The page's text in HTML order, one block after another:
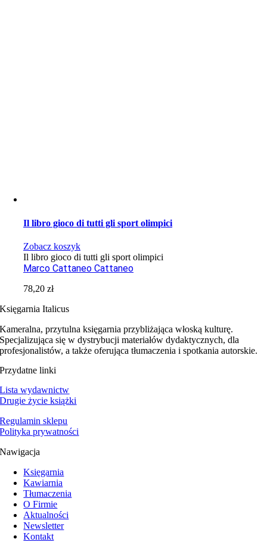
Il libro gioco di tutti gli sport olimpici
Zobacz koszyk
Il libro gioco di tutti gli sport olimpici
Marco Cattaneo Cattaneo
78,20zł
Księgarnia Italicus
Kameralna, przytulna księgarnia przybliżająca włoską kulturę.
Specjalizująca się w dystrybucji materiałów dydaktycznych, dla
profesjonalistów, a także oferująca tłumaczenia i spotkania autorskie.
Przydatne linki
Lista wydawnictw
Drugie życie książki
Regulamin sklepu
Polityka prywatności
Nawigacja
Księgarnia
Kawiarnia
Tłumaczenia
O Firmie
Aktualności
Newsletter
Kontakt